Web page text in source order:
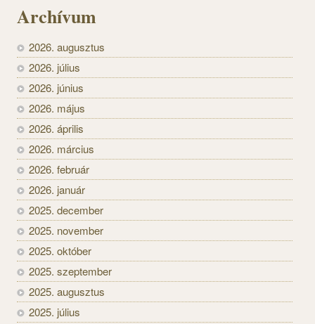
Archívum
2026. augusztus
2026. július
2026. június
2026. május
2026. április
2026. március
2026. február
2026. január
2025. december
2025. november
2025. október
2025. szeptember
2025. augusztus
2025. július